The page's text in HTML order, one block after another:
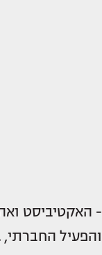
- האקטיביסט
והפעיל החברתי,